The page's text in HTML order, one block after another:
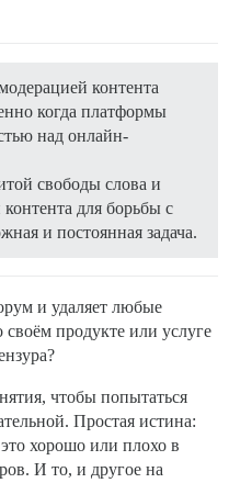
контента
когда платформы
над онлайн-
свободы слова и
для борьбы с
и постоянная задача.
и удаляет любые
продукте или услуге
чтобы попытаться
Простая истина:
хорошо или плохо в
И то, и другое на